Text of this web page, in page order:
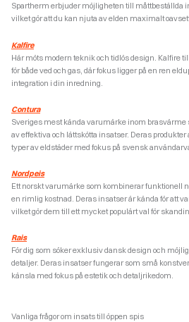
Spartherm erbjuder möjligheten till måttbeställda
vilket gör att du kan njuta av elden maximalt
Kalfire
Här möts modern teknik och tidlös design. Kalfire
för både ved och gas, där fokus ligger på en ren
integration i din inredning.
Contura
Sveriges mest kända varumärke inom brasvärme
av effektiva och lättskötta insatser. Deras produkter
typer av eldstäder med fokus på svensk
Nordpeis
Ett norskt varumärke som kombinerar funktionell
en rimlig kostnad. Deras insatser är kända för att
vilket gör dem till ett mycket populärt val för
Rais
För dig som söker exklusiv dansk design och
detaljer. Deras insatser fungerar som små
känsla med fokus på estetik och detaljrikedom.
Vanliga frågor om insats till öppen spis